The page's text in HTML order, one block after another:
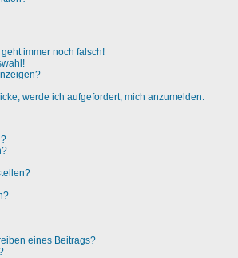
immer noch falsch!
werde ich aufgefordert, mich anzumelden.
eines Beitrags?